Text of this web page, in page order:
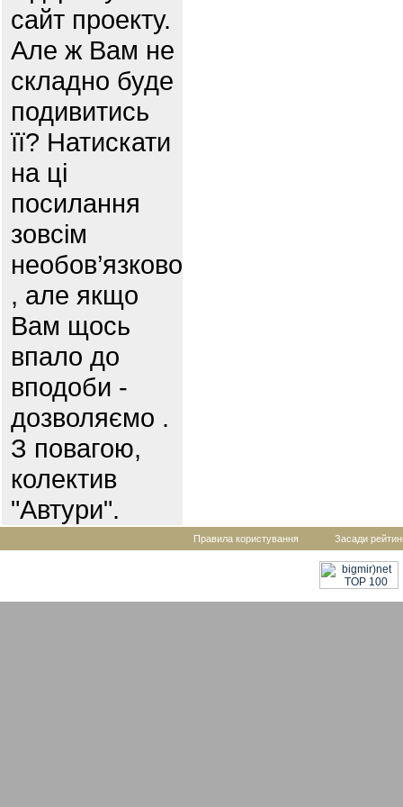
сайт проекту.
Але ж Вам не
складно буде
подивитись
її? Натискати
на ці
посилання
зовсім
необов’язково
, але якщо
Вам щось
впало до
вподоби -
дозволяємо .
З повагою,
колектив
"Автури".
Правила користування Засади